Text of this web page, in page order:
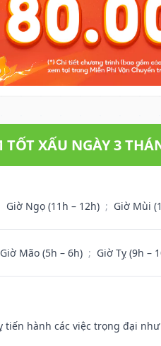
TỐT XẤU NGÀY 3
Giờ Ngọ (11h – 12h) ; Giờ Mùi
Giờ Mão (5h – 6h) ; Giờ Tỵ (9h –
tiến hành các việc trọng đại